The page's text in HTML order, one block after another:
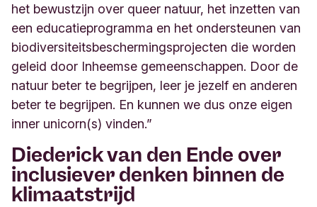
het bewustzijn over queer natuur, het inzetten van
een educatieprogramma en het ondersteunen van
biodiversiteitsbeschermingsprojecten die worden
geleid door Inheemse gemeenschappen. Door de
natuur beter te begrijpen, leer je jezelf en anderen
beter te begrijpen. En kunnen we dus onze eigen
inner unicorn(s) vinden.”
Diederick van den Ende over
inclusiever denken binnen de
klimaatstrijd